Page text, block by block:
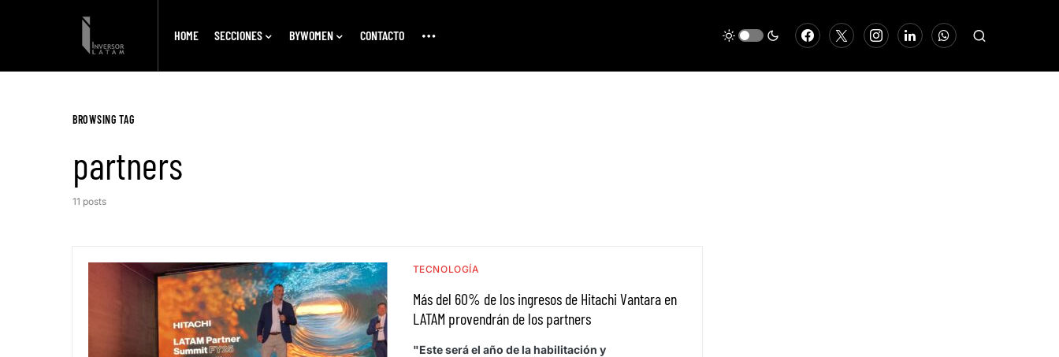
HOME SECCIONES BYWOMEN CONTACTO
BROWSING TAG
partners
11 posts
TECNOLOGÍA
Más del 60% de los ingresos de Hitachi Vantara en
LATAM provendrán de los partners
"Este será el año de la habilitación y